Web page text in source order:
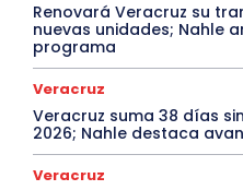
Renovará Veracruz su
nuevas unidades; Nahle
programa
Veracruz
Veracruz suma 38 días
2026; Nahle destaca
Veracruz